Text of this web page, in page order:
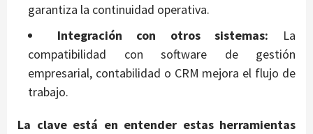
garantiza la continuidad operativa.
Integración con otros sistemas: La
compatibilidad con software de gestión
empresarial, contabilidad o CRM mejora el flujo de
trabajo.
La clave está en entender estas herramientas